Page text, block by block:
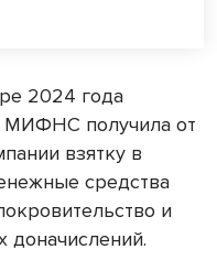
2024 года
МИФНС получила от
взятку в
средства
и
доначислений.